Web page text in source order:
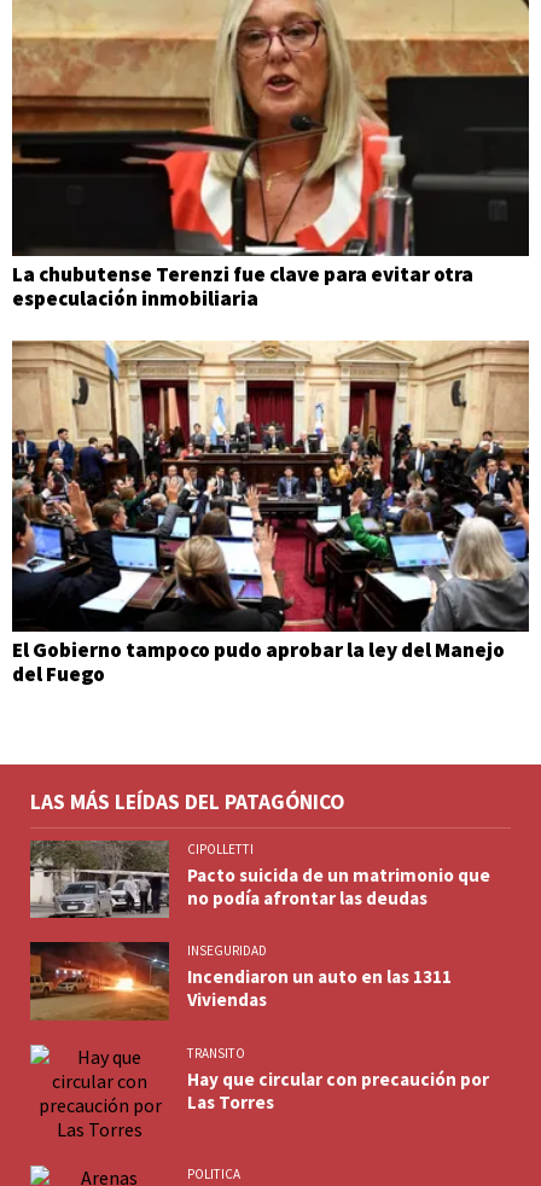
La chubutense Terenzi fue clave para evitar otra
especulación inmobiliaria
El Gobierno tampoco pudo aprobar la ley del Manejo
del Fuego
LAS MÁS LEÍDAS DEL PATAGÓNICO
CIPOLLETTI
Pacto suicida de un matrimonio que
no podía afrontar las deudas
INSEGURIDAD
Incendiaron un auto en las 1311
Viviendas
TRANSITO
Hay que circular con precaución por
Las Torres
POLITICA